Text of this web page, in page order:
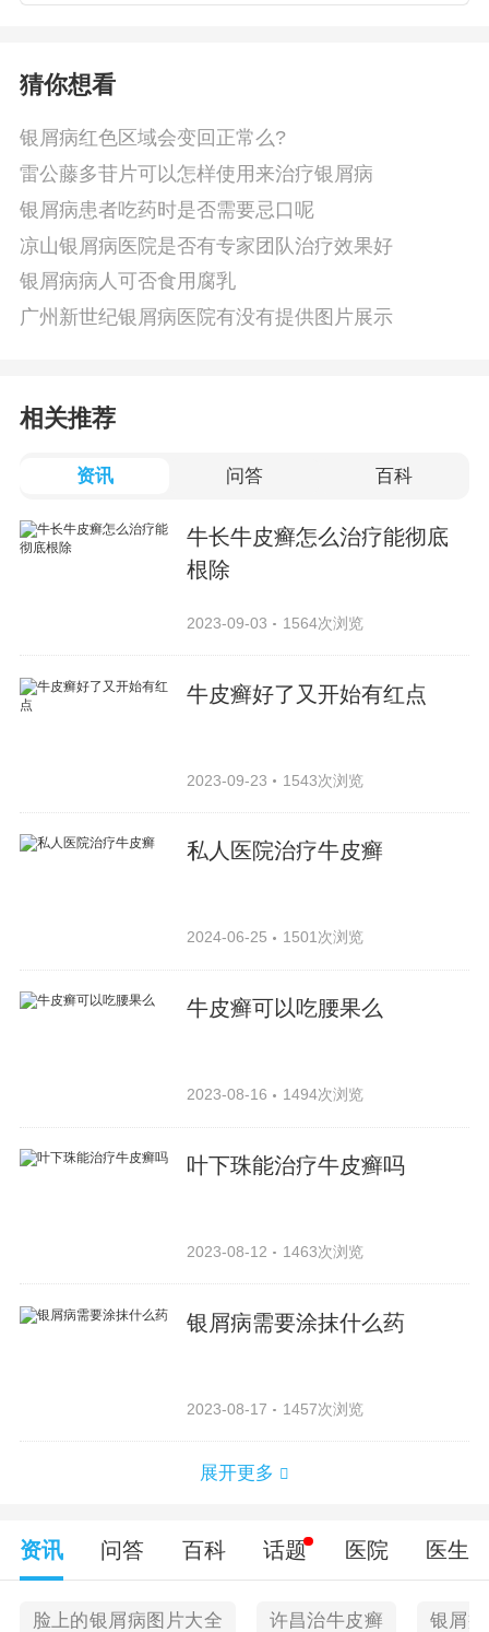
猜你想看
银屑病红色区域会变回正常么?
雷公藤多苷片可以怎样使用来治疗银屑病
银屑病患者吃药时是否需要忌口呢
凉山银屑病医院是否有专家团队治疗效果好
银屑病病人可否食用腐乳
广州新世纪银屑病医院有没有提供图片展示
相关推荐
资讯 问答 百科
牛长牛皮癣怎么治疗能彻底
根除
2023-09-03 1564次浏览
牛皮癣好了又开始有红点
2023-09-23 1543次浏览
私人医院治疗牛皮癣
2024-06-25 1501次浏览
牛皮癣可以吃腰果么
2023-08-16 1494次浏览
叶下珠能治疗牛皮癣吗
2023-08-12 1463次浏览
银屑病需要涂抹什么药
2023-08-17 1457次浏览
展开更多
资讯 问答 百科 话题 医院 医生
脸上的银屑病图片大全 许昌治牛皮癣 银屑